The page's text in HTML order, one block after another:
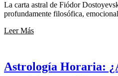
La carta astral de Fiódor
profundamente filosófica,
Leer Más
Astrología Horaria: